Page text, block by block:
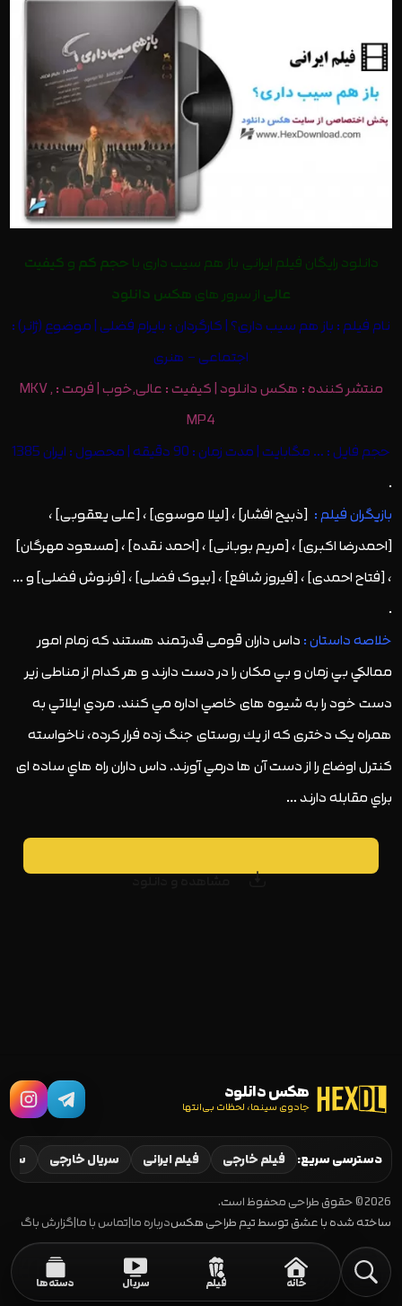
دانلود رایگان فیلم ایرانی باز هم سیب داری باحجم کموکیفیت
عالیاز سرور هایهکس دانلود
نام فیلم : باز هم سیب داری؟ | کارگردان : بایرام فضلی | موضوع (ژانر) :
اجتماعی – هنری
منتشر کننده : هکس دانلود
| کیفیت : عالی,خوب | فرمت : MKV ,
MP4
حجم فایل : … مگابایت | مدت زمان : 90 دقیقه | محصول : ایران 1385
.
بازیگران فیلم : [ذبیح افشار] ، [لیلا موسوی] ، [علی یعقوبی] ،
[احمدرضا اکبری] ، [مریم بوبانی] ، [احمد نقده] ، [مسعود مهرگان]
، [فتاح احمدی] ، [فیروز شافع] ، [بیوک فضلی] ، [فرنوش فضلی] و …
.
خلاصه داستان :داس داران قومی قدرتمند هستند كه زمام امور
ممالكي بي زمان و بي مكان را در دست دارند و هر كدام از مناطی زير
دست خود را به شيوه های خاصي اداره مي كنند. مردي ايلاتي به
همراه یک دختری كه از يك روستای جنگ زده فرار كرده، ناخواسته
كنترل اوضاع را از دست آن ها درمي آورند. داس داران راه هاي ساده ای
براي مقابله دارند …
مشاهده و دانلود
هکس دانلود
جادوی سینما، لحظات بی‌انتها
دسترسی سریع: فیلم خارجی فیلم ایرانی سریال خارجی
2026 © حقوق طراحی محفوظ است.
ساخته شده با عشق توسط تیم طراحی هکسدرباره ما|تماس با ما|گزارش باگ
خانه فیلم سریال دسته‌ها